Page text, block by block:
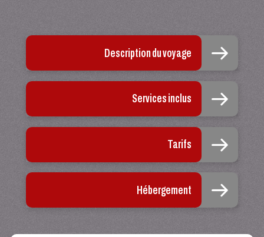
Description du voyage
Services inclus
Tarifs
Hébergement